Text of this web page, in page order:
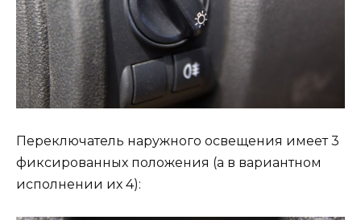
Переключатель наружного освещения имеет 3
фиксированных положения (а в вариантном
исполнении их 4):